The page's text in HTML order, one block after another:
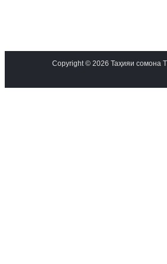
Copyright © 2026 Таҳияи сомона